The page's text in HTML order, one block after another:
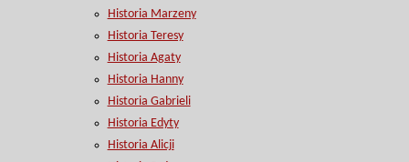
Historia Marzeny
Historia Teresy
Historia Agaty
Historia Hanny
Historia Gabrieli
Historia Edyty
Historia Alicji